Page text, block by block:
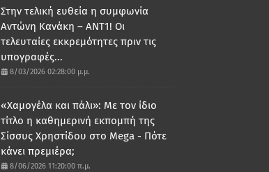
Στην τελική ευθεία η συμφωνία
Αντώνη Κανάκη – ΑΝΤ1! Οι
τελευταίες εκκρεμότητες πριν τις
υπογραφές...
8/03/2026 02:28:00 μ.μ.
«Χαμογέλα και πάλι»: Με τον ίδιο
τίτλο η καθημερινή εκπομπή της
Σίσσυς Χρηστίδου στο Mega - Πότε
κάνει πρεμιέρα;
8/06/2026 11:20:00 π.μ.